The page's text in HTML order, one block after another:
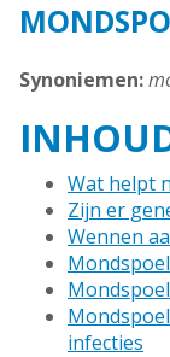
Synoniemen:
Wat helpt
Zijn er
Wennen
infecties